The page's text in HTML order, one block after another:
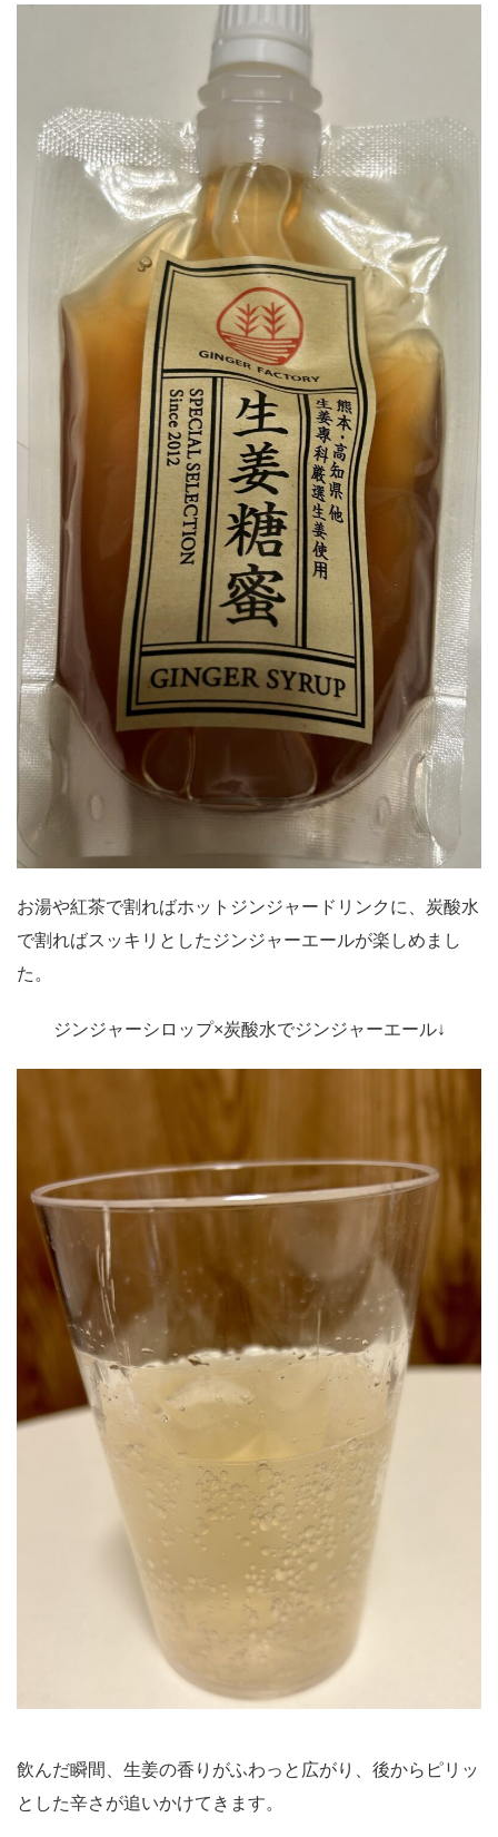
お湯や紅茶で割ればホットジンジャードリンクに、炭酸水
で割ればスッキリとしたジンジャーエールが楽しめまし
た。
ジンジャーシロップ×炭酸水でジンジャーエール↓
飲んだ瞬間、生姜の香りがふわっと広がり、後からピリッ
とした辛さが追いかけてきます。